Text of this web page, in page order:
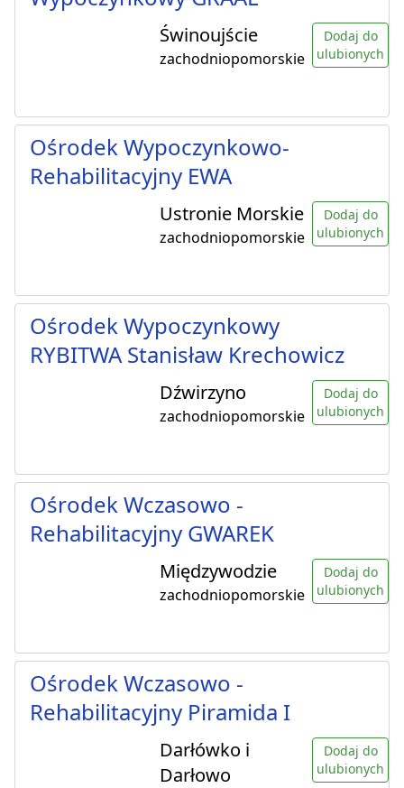
Świnoujście
zachodniopomorskie
Dodaj do
ulubionych
Ośrodek Wypoczynkowo-
Rehabilitacyjny EWA
Ustronie Morskie
zachodniopomorskie
Dodaj do
ulubionych
Ośrodek Wypoczynkowy
RYBITWA Stanisław Krechowicz
Dźwirzyno
zachodniopomorskie
Dodaj do
ulubionych
Ośrodek Wczasowo -
Rehabilitacyjny GWAREK
Międzywodzie
zachodniopomorskie
Dodaj do
ulubionych
Ośrodek Wczasowo -
Rehabilitacyjny Piramida I
Darłówko i
Darłowo
Dodaj do
ulubionych